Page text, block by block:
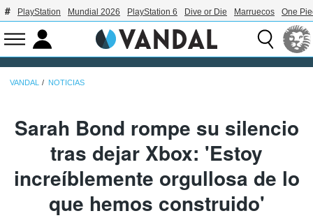
PlayStation Mundial 2026 PlayStation 6 Dive or Die Marruecos One
VANDAL NOTICIAS
Sarah Bond rompe su silencio
tras dejar Xbox: 'Estoy
increíblemente orgullosa de lo
que hemos construido'